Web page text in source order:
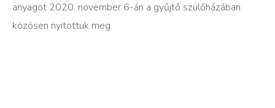
anyagot 2020. november 6-án a gyűjtő szülőházában
közösen nyitottuk meg.